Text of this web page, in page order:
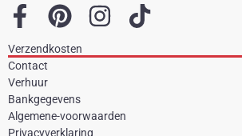
F
a
c
e
b
P
i
n
e
I
s
a
T
k
Verzendkosten
Contact
Verhuur
Bankgegevens
Algemene-voorwaarden
Privacyverklaring